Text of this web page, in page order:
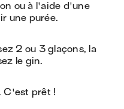
ou à l'aide d'une
une purée.
2 ou 3 glaçons, la
le gin.
C'est prêt !